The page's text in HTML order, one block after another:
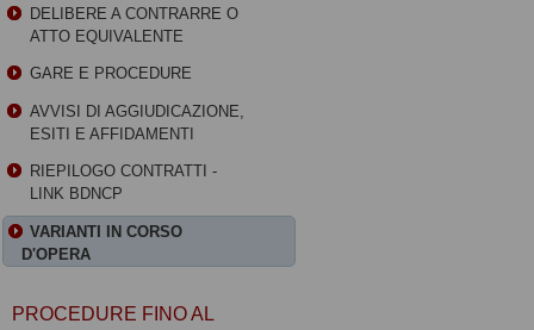
DELIBERE A CONTRARRE O
ATTO EQUIVALENTE
GARE E PROCEDURE
AVVISI DI AGGIUDICAZIONE,
ESITI E AFFIDAMENTI
RIEPILOGO CONTRATTI -
LINK BDNCP
VARIANTI IN CORSO
D'OPERA
PROCEDURE FINO AL